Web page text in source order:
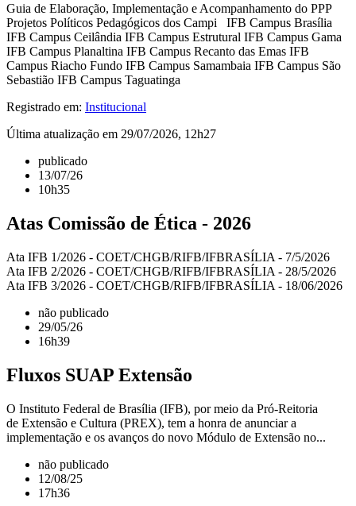
Guia de Elaboração, Implementação e Acompanhamento do PPP
Projetos Políticos Pedagógicos dos Campi IFB Campus Brasília
IFB Campus Ceilândia IFB Campus Estrutural IFB Campus Gama
IFB Campus Planaltina IFB Campus Recanto das Emas IFB
Campus Riacho Fundo IFB Campus Samambaia IFB Campus São
Sebastião IFB Campus Taguatinga
Registrado em: Institucional
Última atualização em 29/07/2026, 12h27
publicado
13/07/26
10h35
Atas Comissão de Ética - 2026
Ata IFB 1/2026 - COET/CHGB/RIFB/IFBRASÍLIA - 7/5/2026
Ata IFB 2/2026 - COET/CHGB/RIFB/IFBRASÍLIA - 28/5/2026
Ata IFB 3/2026 - COET/CHGB/RIFB/IFBRASÍLIA - 18/06/2026
não publicado
29/05/26
16h39
Fluxos SUAP Extensão
O Instituto Federal de Brasília (IFB), por meio da Pró-Reitoria
de Extensão e Cultura (PREX), tem a honra de anunciar a
implementação e os avanços do novo Módulo de Extensão no...
não publicado
12/08/25
17h36